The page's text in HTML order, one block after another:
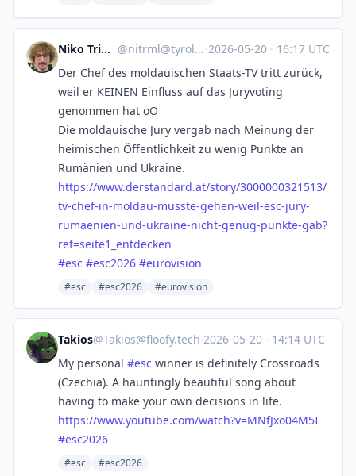
Niko Trimmel @nitrml@tyrol.social ·2026-05-20 · 16:17 UTC
Der Chef des moldauischen Staats-TV tritt zurück,
weil er KEINEN Einfluss auf das Juryvoting
genommen hat oO
Die moldauische Jury vergab nach Meinung der
heimischen Öffentlichkeit zu wenig Punkte an
Rumänien und Ukraine.
https://www.derstandard.at/story/3000000321513/
tv-chef-in-moldau-musste-gehen-weil-esc-jury-
rumaenien-und-ukraine-nicht-genug-punkte-gab?
ref=seite1_entdecken
#esc #esc2026 #eurovision
#esc #esc2026 #eurovision
Takios@Takios@floofy.tech·2026-05-20 · 14:14 UTC
My personal #esc winner is definitely Crossroads
(Czechia). A hauntingly beautiful song about
having to make your own decisions in life.
https://www.youtube.com/watch?v=MNfJxo04M5I
#esc2026
#esc #esc2026